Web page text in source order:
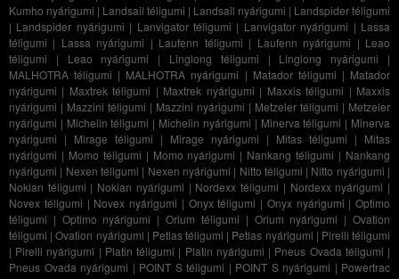
Kumho nyárigumi | Landsail téligumi | Landsail nyárigumi | Landspider téligumi
| Landspider nyárigumi | Lanvigator téligumi | Lanvigator nyárigumi | Lassa
téligumi | Lassa nyárigumi | Laufenn téligumi | Laufenn nyárigumi | Leao
téligumi | Leao nyárigumi | Linglong téligumi | Linglong nyárigumi |
MALHOTRA téligumi | MALHOTRA nyárigumi | Matador téligumi | Matador
nyárigumi | Maxtrek téligumi | Maxtrek nyárigumi | Maxxis téligumi | Maxxis
nyárigumi | Mazzini téligumi | Mazzini nyárigumi | Metzeler téligumi | Metzeler
nyárigumi | Michelin téligumi | Michelin nyárigumi | Minerva téligumi | Minerva
nyárigumi | Mirage téligumi | Mirage nyárigumi | Mitas téligumi | Mitas
nyárigumi | Momo téligumi | Momo nyárigumi | Nankang téligumi | Nankang
nyárigumi | Nexen téligumi | Nexen nyárigumi | Nitto téligumi | Nitto nyárigumi |
Nokian téligumi | Nokian nyárigumi | Nordexx téligumi | Nordexx nyárigumi |
Novex téligumi | Novex nyárigumi | Onyx téligumi | Onyx nyárigumi | Optimo
téligumi | Optimo nyárigumi |Orium téligumi | Orium nyárigumi |Ovation
téligumi |Ovation nyárigumi | Petlas téligumi | Petlas nyárigumi | Pirelli téligumi
| Pirelli nyárigumi | Platin téligumi | Platin nyárigumi | Pneus Ovada téligumi |
Pneus Ovada nyárigumi | POINT S téligumi | POINT S nyárigumi | Powertrac